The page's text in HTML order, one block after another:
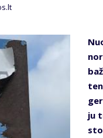
ju